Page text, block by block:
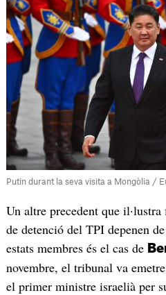
Putin durant la seva visita a Mongòlia /
Un altre precedent que
de detenció del TPI depenen
estats membres és el cas de
novembre, el tribunal va
el primer ministre israelià per